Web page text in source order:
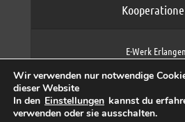
E-Werk Erlangen
Fraunhofer IIS
max neo (AFK
Wir verwenden nur notwendige
dieser Website
In den Einstellungen kannst du
verwenden oder sie ausschalten.